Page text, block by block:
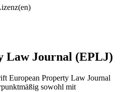
Law Journal (EPLJ)
European Property Law Journal
sowohl mit